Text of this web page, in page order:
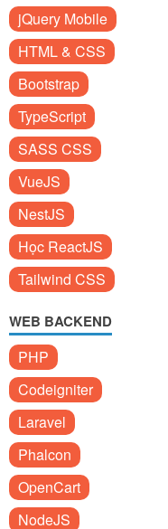
jQuery Mobile
HTML & CSS
Bootstrap
TypeScript
SASS CSS
VueJS
NestJS
Học ReactJS
Tailwind CSS
WEB BACKEND
PHP
Codeigniter
Laravel
Phalcon
OpenCart
NodeJS